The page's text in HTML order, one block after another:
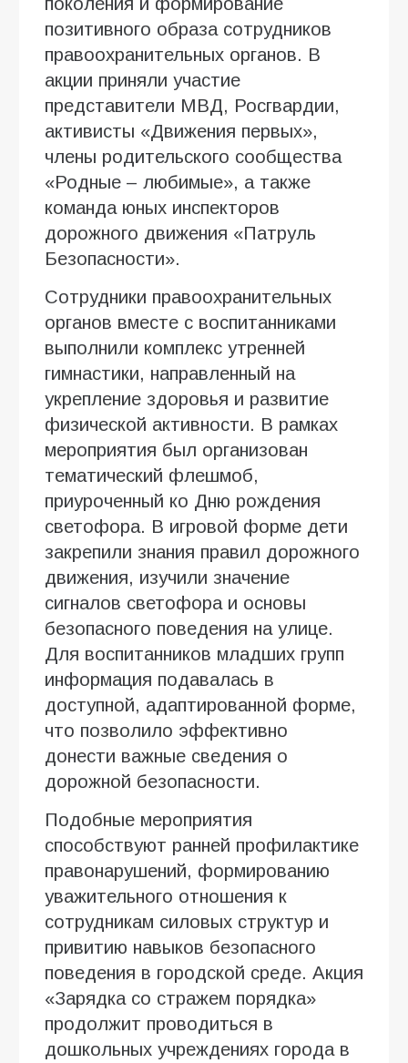
позитивного образа сотрудников
правоохранительных органов. В
акции приняли участие
представители МВД, Росгвардии,
активисты «Движения первых»,
члены родительского сообщества
«Родные – любимые», а также
команда юных инспекторов
дорожного движения «Патруль
Безопасности».
Сотрудники правоохранительных
органов вместе с воспитанниками
выполнили комплекс утренней
гимнастики, направленный на
укрепление здоровья и развитие
физической активности. В рамках
мероприятия был организован
тематический флешмоб,
приуроченный ко Дню рождения
светофора. В игровой форме дети
закрепили знания правил дорожного
движения, изучили значение
сигналов светофора и основы
безопасного поведения на улице.
Для воспитанников младших групп
информация подавалась в
доступной, адаптированной форме,
что позволило эффективно
донести важные сведения о
дорожной безопасности.
Подобные мероприятия
способствуют ранней профилактике
правонарушений, формированию
уважительного отношения к
сотрудникам силовых структур и
привитию навыков безопасного
поведения в городской среде. Акция
«Зарядка со стражем порядка»
продолжит проводиться в
дошкольных учреждениях города в